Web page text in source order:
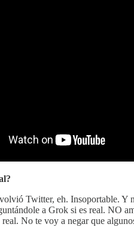
Twitter, eh. Insoportable. Y
a Grok si es real. NO
real. No te voy a negar que